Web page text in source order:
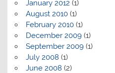
January 2012 (1)
August 2010(1)
February 2010(1)
December 2009(1)
September 2009(1)
July 2008 (1)
June 2008 (2)